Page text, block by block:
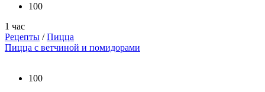
100
1 час
Рецепты /Пицца
Пицца с ветчиной и помидорами
100